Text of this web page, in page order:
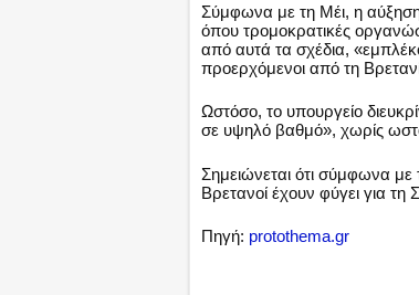
Σύμφωνα με τη Μέι, η αύξηση
όπου τρομοκρατικές
από αυτά τα σχέδια,
προερχόμενοι από τη
Ωστόσο, το υπουργείο
σε υψηλό βαθμό», χωρίς
Σημειώνεται ότι σύμφωνα με
Βρετανοί έχουν φύγει για τη
Πηγή: protothema.gr